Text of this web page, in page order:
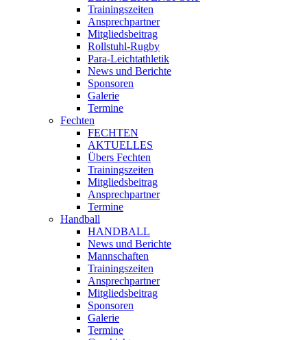
Trainingszeiten
Ansprechpartner
Mitgliedsbeitrag
Rollstuhl-Rugby
Para-Leichtathletik
News und Berichte
Sponsoren
Galerie
Termine
Fechten
FECHTEN
AKTUELLES
Übers Fechten
Trainingszeiten
Mitgliedsbeitrag
Ansprechpartner
Termine
Handball
HANDBALL
News und Berichte
Mannschaften
Trainingszeiten
Ansprechpartner
Mitgliedsbeitrag
Sponsoren
Galerie
Termine